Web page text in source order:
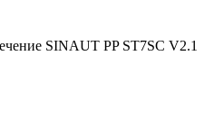
SINAUT PP ST7SC V2.1